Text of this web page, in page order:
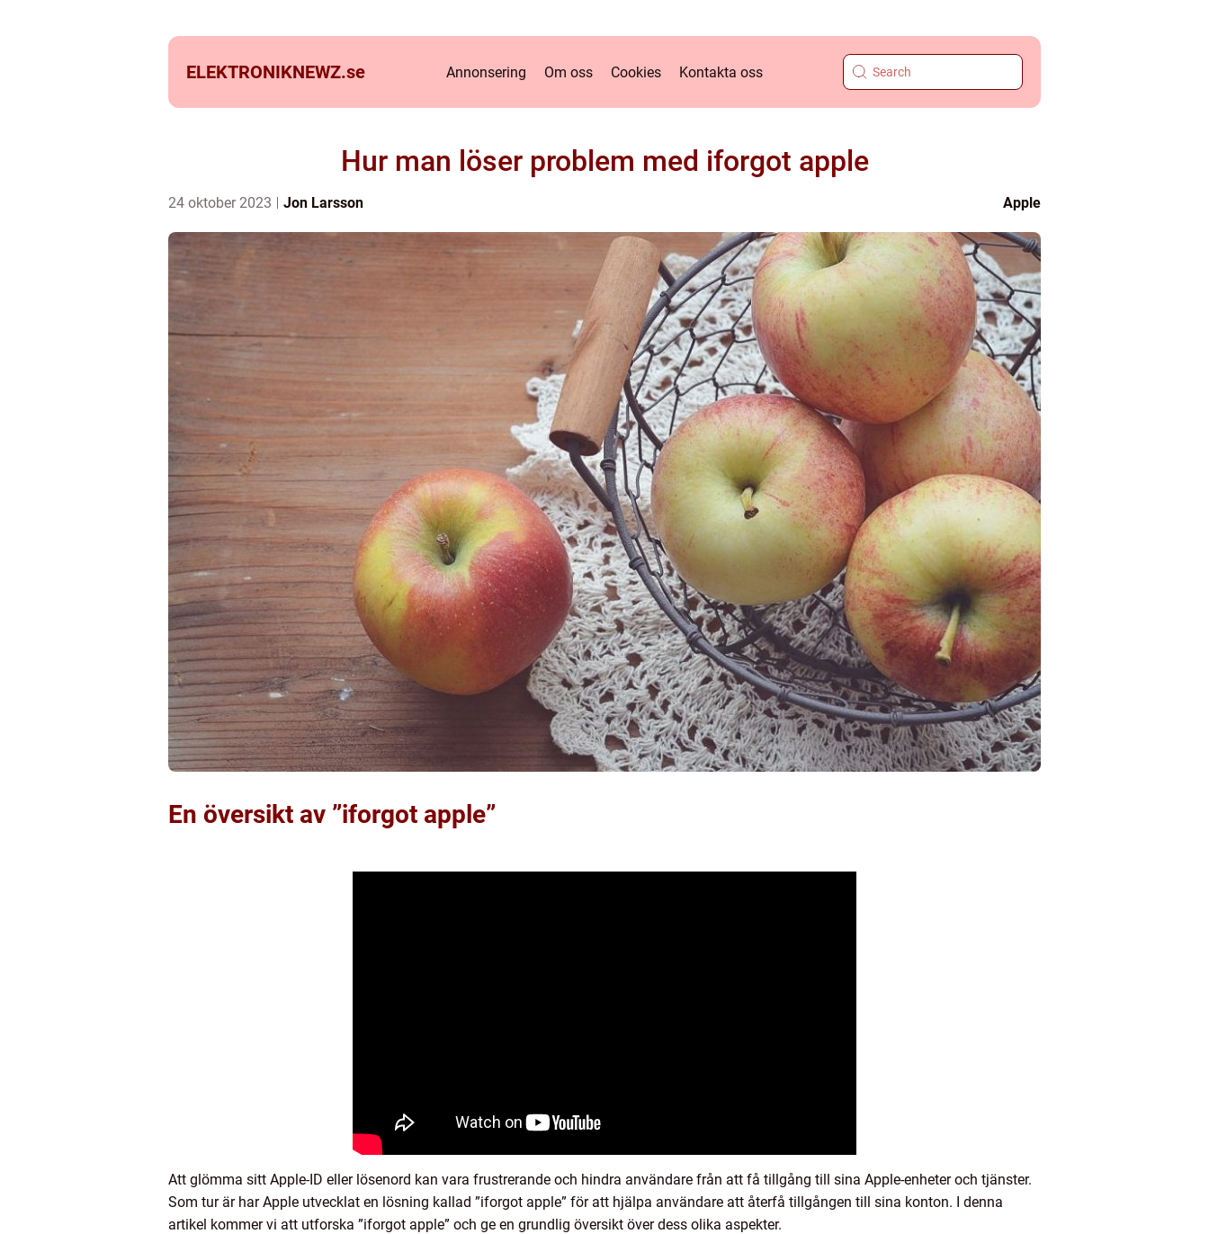
ELEKTRONIKNEWZ.se Annonsering Om oss Cookies Kontakta oss
Hur man löser problem med iforgot apple
24 oktober 2023 Jon Larsson Apple
En översikt av ”iforgot apple”
Att glömma sitt Apple-ID eller lösenord kan vara frustrerande och hindra användare från att få tillgång till sina Apple-enheter och tjänster.
Som tur är har Apple utvecklat en lösning kallad ”iforgot apple” för att hjälpa användare att återfå tillgången till sina konton. I denna
artikel kommer vi att utforska ”iforgot apple” och ge en grundlig översikt över dess olika aspekter.